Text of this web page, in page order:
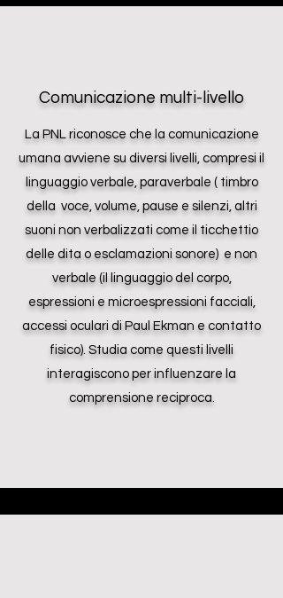
Comunicazione multi-livello
La PNL riconosce che la comunicazione
umana avviene su diversi livelli, compresi il
linguaggio verbale, paraverbale ( timbro
della voce, volume, pause e silenzi, altri
suoni non verbalizzati come il ticchettio
delle dita o esclamazioni sonore) e non
verbale (il linguaggio del corpo,
espressioni e microespressioni facciali,
accessi oculari di Paul Ekman e contatto
fisico). Studia come questi livelli
interagiscono per influenzare la
comprensione reciproca.